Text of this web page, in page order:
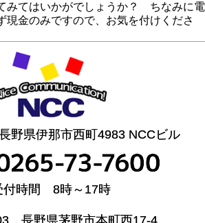
みてはいかがでしょうか？ ちなみに電
現金のみですので、お気を付けくださ
野県伊那市西町4983 NCCビル
付時間 8時～17時